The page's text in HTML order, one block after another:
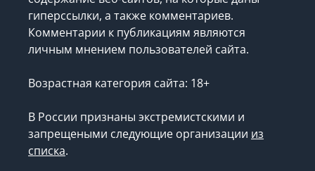
гиперссылки, а также комментариев.
Комментарии к публикациям являются
личным мнением пользователей сайта.
Возрастная категория сайта: 18+
В России признаны экстремистскими и
запрещеными следующие организации из
списка.